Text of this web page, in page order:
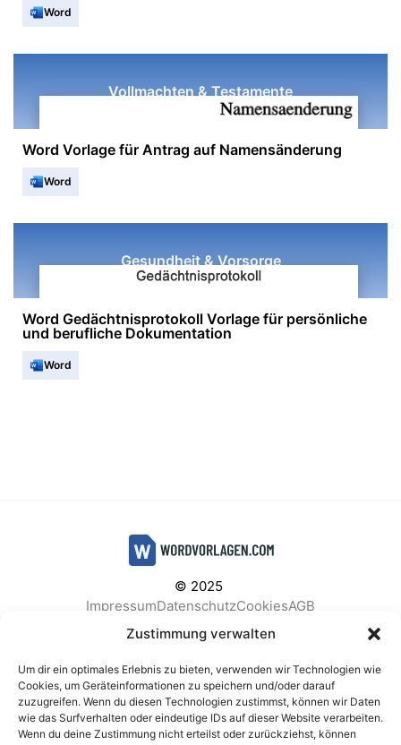
Zustimmung verwalten
Um dir ein optimales Erlebnis zu bieten, verwenden wir Technologien wie
Cookies, um Geräteinformationen zu speichern und/oder darauf
zuzugreifen. Wenn du diesen Technologien zustimmst, können wir Daten
wie das Surfverhalten oder eindeutige IDs auf dieser Website verarbeiten.
Wenn du deine Zustimmung nicht erteilst oder zurückziehst, können
Word
Vollmachten & Testamente
Word Vorlage für Antrag auf Namensänderung
Word
Gesundheit & Vorsorge
Word Gedächtnisprotokoll Vorlage für persönliche
und berufliche Dokumentation
Word
© 2025
ImpressumDatenschutzCookiesAGB
Facebook
Instagram
BELIEBTE KATEGORIEN
Berichte & Analysen Business Einkauf & Beschaffung